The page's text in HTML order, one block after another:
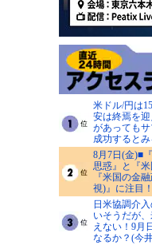
米ドル/円は
安は終焉を
があっても
成功すると
8月7日(金)■
思惑』と『
『米国の金
視)』に注目
日米協調介
いそうだが
えない！9月
なるか？(今